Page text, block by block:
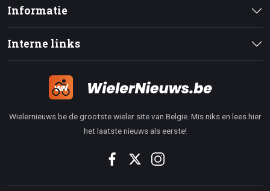
Informatie
Interne links
Wielernieuws.be de grootste wieler site van Belgie. Mis niks en lees hier
het laatste nieuws als eerste!